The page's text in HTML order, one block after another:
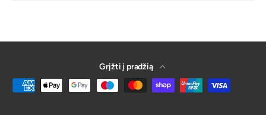
Grįžti į pradžią
Galima atsiskaitymo būdu